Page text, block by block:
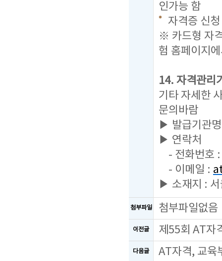
인가능 함
자격증 신
※ 카드형 자
험 홈페이지
14. 자격관리
기타 자세한
문의바람
▶ 발급기관
▶ 연락처
- 전화번호
- 이메일 :
▶ 소재지 : 서
첨부파일 첨부파일없음
이전글 제55회 AT자
다음글 AT자격, 교육